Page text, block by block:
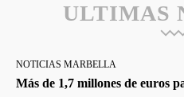
ULTIMAS
NOTICIAS MARBELLA
Más de 1,7 millones de euros